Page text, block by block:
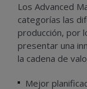
Los Advanced
categorías las
producción, por
presentar una
la cadena de
Mejor